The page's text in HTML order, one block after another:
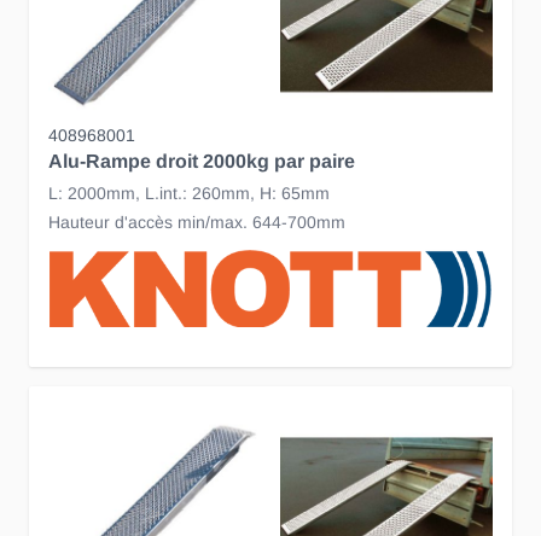
408968001
Alu-Rampe droit 2000kg par paire
L: 2000mm, L.int.: 260mm, H: 65mm
Hauteur d'accès min/max. 644-700mm